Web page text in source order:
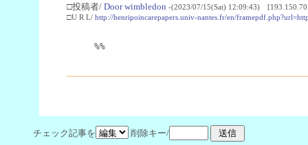
□投稿者/ Door wimbledon -(2023/07/15(Sat) 12:09:43)
□U R L/ http://henripoincarepapers.univ-nantes.fr/en/
%%
チェック記事を 削除キー/